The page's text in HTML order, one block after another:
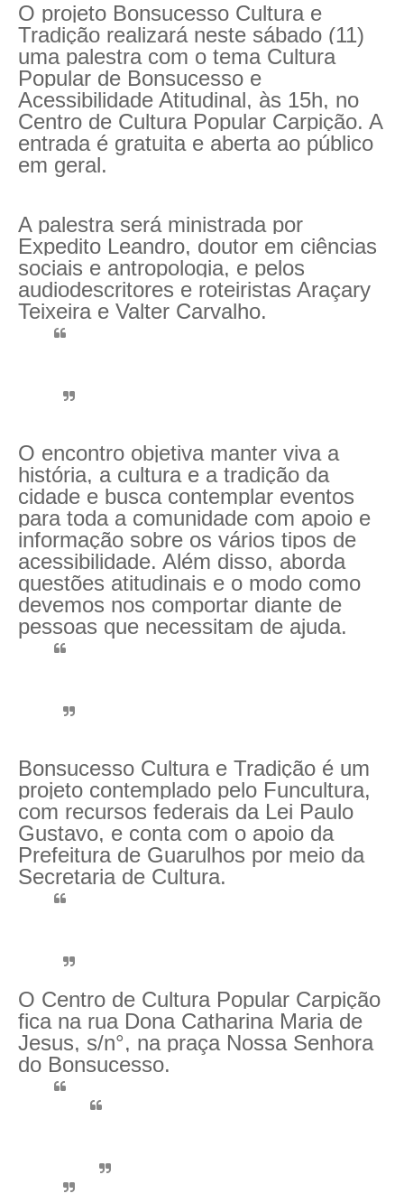
O projeto Bonsucesso Cultura e
Tradição realizará neste sábado (11)
uma palestra com o tema Cultura
Popular de Bonsucesso e
Acessibilidade Atitudinal, às 15h, no
Centro de Cultura Popular Carpição. A
entrada é gratuita e aberta ao público
em geral.
A palestra será ministrada por
Expedito Leandro, doutor em ciências
sociais e antropologia, e pelos
audiodescritores e roteiristas Araçary
Teixeira e Valter Carvalho.
O encontro objetiva manter viva a
história, a cultura e a tradição da
cidade e busca contemplar eventos
para toda a comunidade com apoio e
informação sobre os vários tipos de
acessibilidade. Além disso, aborda
questões atitudinais e o modo como
devemos nos comportar diante de
pessoas que necessitam de ajuda.
Bonsucesso Cultura e Tradição é um
projeto contemplado pelo Funcultura,
com recursos federais da Lei Paulo
Gustavo, e conta com o apoio da
Prefeitura de Guarulhos por meio da
Secretaria de Cultura.
O Centro de Cultura Popular Carpição
fica na rua Dona Catharina Maria de
Jesus, s/n°, na praça Nossa Senhora
do Bonsucesso.